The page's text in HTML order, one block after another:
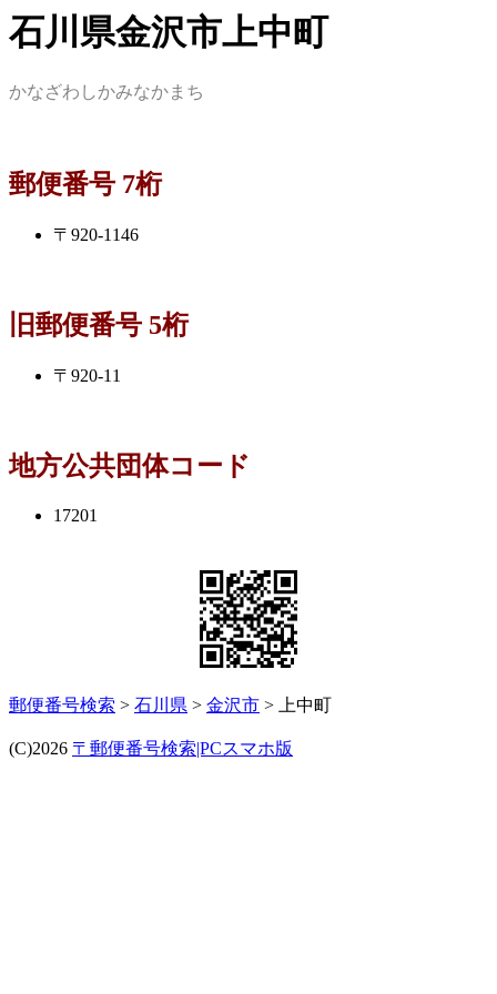
石川県金沢市上中町
かなざわしかみなかまち
郵便番号 7桁
〒920-1146
旧郵便番号 5桁
〒920-11
地方公共団体コード
17201
郵便番号検索 > 石川県 > 金沢市 > 上中町
(C)2026 〒郵便番号検索|PCスマホ版